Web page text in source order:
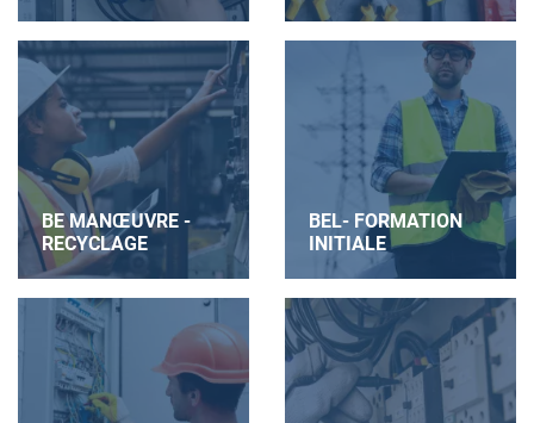
BE MANŒUVRE -
RECYCLAGE
BEL- FORMATION
INITIALE